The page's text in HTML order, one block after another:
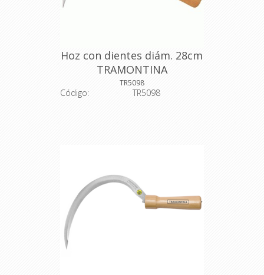
Hoz con dientes diám. 28cm
TRAMONTINA
TR5098
Código:
TR5098
resistencia y menor desgaste durante
el uso. Los mangos poseen alta
resistencia y son hechos en madera
de origen renovable.
Material: acero al carbono especial
de alta calidad pintado con barniz
líquido.
Dimensiones: A: 248,0 mm; B: 233,0